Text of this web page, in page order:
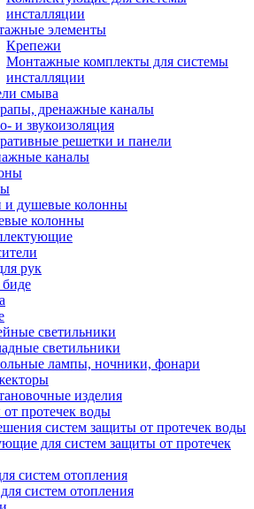
инсталляции
элементы
Крепежи
Монтажные комплекты для системы
инсталляции
смыва
дренажные каналы
и звукоизоляция
решетки и панели
каналы
и душевые колонны
колонны
рук
светильники
светильники
лампы, ночники, фонари
изделия
протечек воды
систем защиты от протечек воды
для систем защиты от протечек
систем отопления
систем отопления